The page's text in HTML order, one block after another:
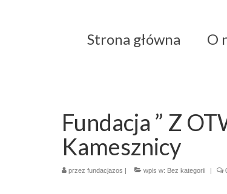
Strona główna O
Fundacja ” Z
Kamesznicy
przez fundacjazos | wpis w: Bez kategorii |